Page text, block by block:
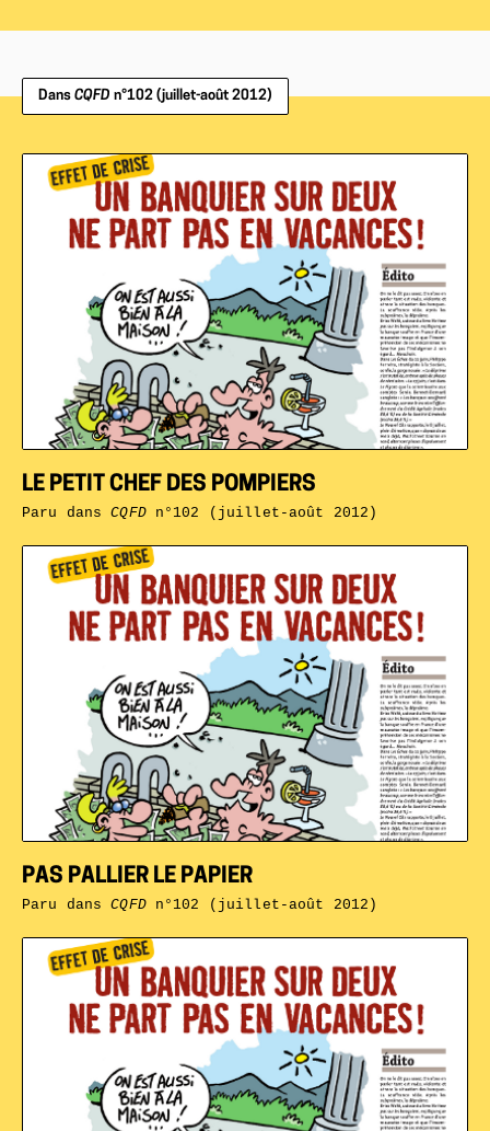
Dans CQFD n°102 (juillet-août 2012)
PAS PALLIER LE PAPIER
Paru dansCQFDn°102 (juillet-août 2012)
LE PETIT CHEF DES POMPIERS
Paru dansCQFDn°102 (juillet-août 2012)